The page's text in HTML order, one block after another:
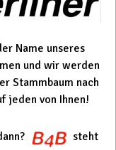
Name unseres
und wir werden
Stammbaum nach
jeden von Ihnen!
steht